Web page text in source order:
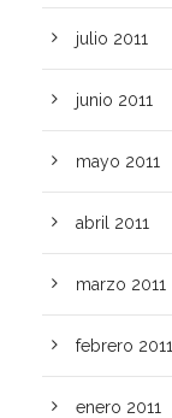
julio 2011
junio 2011
mayo 2011
abril 2011
marzo 2011
febrero 2011
enero 2011